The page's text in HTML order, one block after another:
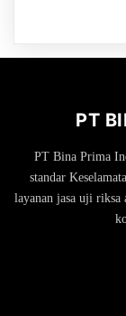
PT
PT Bina Prima
standar
layanan jasa uji